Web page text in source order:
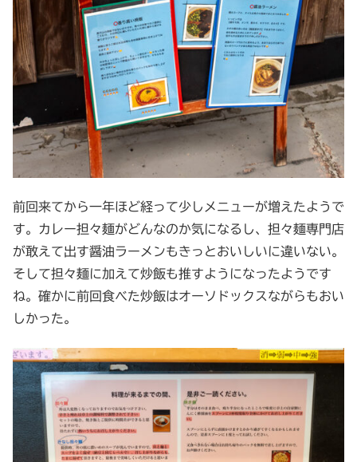
前回来てから一年ほど経って少しメニューが増えたようで
す。カレー担々麺がどんなのか気になるし、担々麺専門店
が敢えて出す醤油ラーメンもきっとおいしいに違いない。
そして担々麺に加えて炒飯も推すようになったようです
ね。確かに前回食べた炒飯はオーソドックスながらもおい
しかった。